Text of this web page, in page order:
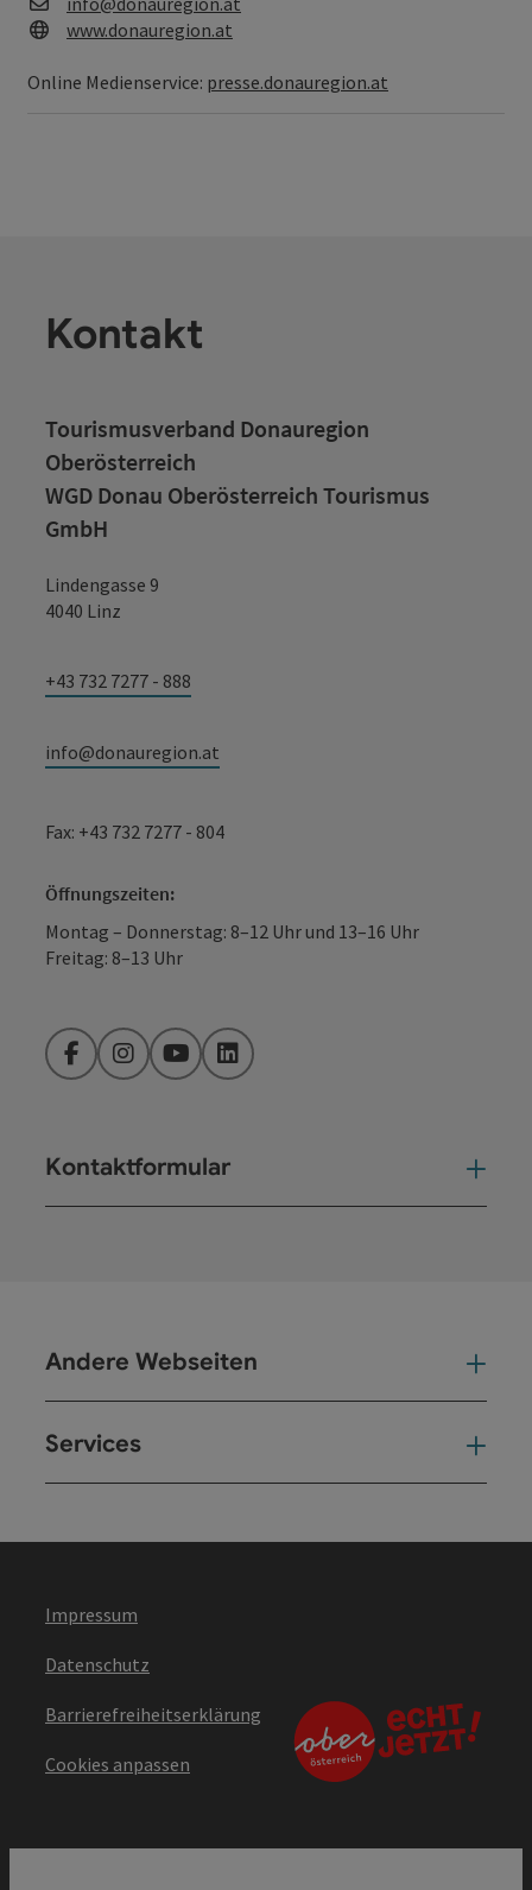
Web
www.donauregion.at
Online Medienservice: presse.donauregion.at
Kontakt
Tourismusverband Donauregion
Oberösterreich
WGD Donau Oberösterreich Tourismus
GmbH
Lindengasse 9
4040 Linz
+43 732 7277 - 888
info@donauregion.at
Fax: +43 732 7277 - 804
Öffnungszeiten:
Montag – Donnerstag: 8–12 Uhr und 13–16 Uhr
Freitag: 8–13 Uhr
FacebookInstagramYouTubeLinkedIn
Kontaktformular
Andere Webseiten
Services
Impressum
Datenschutz
Barrierefreiheitserklärung
Cookies anpassen